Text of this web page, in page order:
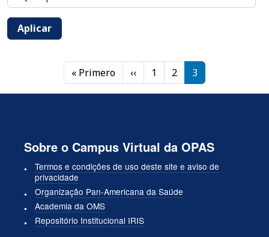
Aplicar
« PrimeroPrimeira página
‹‹Página anterior
1 2 3
Sobre o Campus Virtual da OPAS
Termos e condições de uso deste site e aviso de
privacidade
Organização Pan-Americana da Saúde
Academia da OMS
Repositório Institucional IRIS